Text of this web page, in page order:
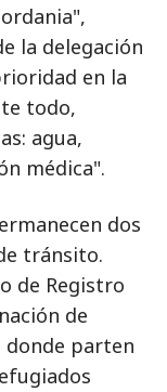
la delegación
en la
todo,
agua,
médica".
dos
tránsito.
de Registro
de
donde parten